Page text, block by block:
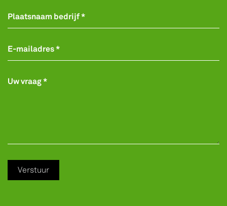
Plaatsnaam bedrijf *
E-mailadres *
Uw vraag *
Verstuur